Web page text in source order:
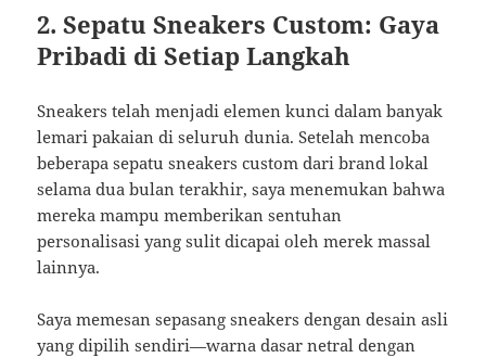
2. Sepatu Sneakers Custom: Gaya
Pribadi di Setiap Langkah
Sneakers telah menjadi elemen kunci dalam banyak
lemari pakaian di seluruh dunia. Setelah mencoba
beberapa sepatu sneakers custom dari brand lokal
selama dua bulan terakhir, saya menemukan bahwa
mereka mampu memberikan sentuhan
personalisasi yang sulit dicapai oleh merek massal
lainnya.
Saya memesan sepasang sneakers dengan desain asli
yang dipilih sendiri—warna dasar netral dengan